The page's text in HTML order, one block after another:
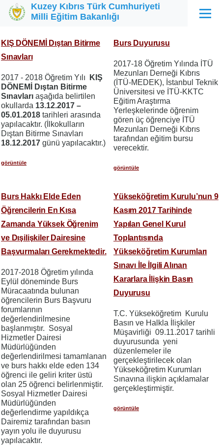
Ana içeriğe atla
Kuzey Kıbrıs Türk Cumhuriyeti
Milli Eğitim Bakanlığı
Menü
KIŞ DÖNEMİ Dıştan Bitirme
Sınavları
2017 - 2018 Öğretim Yılı
KIŞ
DÖNEMİ Dıştan Bitirme
Sınavları aşağıda belirtilen
okullarda 13.12.2017 –
05.01.2018 tarihleri arasında
yapılacaktır. (İlkokulların
Dıştan Bitirme Sınavları
18.12.2017 günü yapılacaktır.)
görüntüle
Burs Duyurusu
2017-18 Öğretim Yılında İTÜ
Mezunları Derneği Kıbrıs
(İTÜ-MEDEK), İstanbul Teknik
Üniversitesi ve İTÜ-KKTC
Eğitim Araştırma
Yerleşkelerinde öğrenim
gören üç öğrenciye İTÜ
Mezunları Derneği Kıbrıs
tarafından eğitim bursu
verecektir.
görüntüle
Burs Hakkı Elde Eden
Öğrencilerin En Kısa
Zamanda Yüksek Öğrenim
ve Dışilişkiler Dairesine
Başvurmaları Gerekmektedir.
2017-2018 Öğretim yılında
Eylül döneminde Burs
Müracaatında bulunan
öğrencilerin Burs Başvuru
forumlarının
değerlendirilmesine
başlanmıştır. Sosyal
Hizmetler Dairesi
Müdürlüğünden
değerlendirilmesi tamamlanan
ve burs hakkı elde eden 134
öğrenci ile geliri kriter üstü
olan 25 öğrenci belirlenmiştir.
Sosyal Hizmetler Dairesi
Müdürlüğünden
değerlendirme yapıldıkça
Dairemiz tarafından basın
yayın yolu ile duyurusu
yapılacaktır.
Yükseköğretim Kurulu’nun 9
Kasım 2017 Tarihinde
Yapılan Genel Kurul
Toplantısında
Yükseköğretim Kurumları
Sınavı İle İlgili Alınan
Kararlara İlişkin Basın
Duyurusu
T.C. Yükseköğretim Kurulu
Basın ve Halkla İlişkiler
Müşavirliği 09.11.2017 tarihli
duyurusunda yeni
düzenlemeler ile
gerçekleştirilecek olan
Yükseköğretim Kurumları
Sınavına ilişkin açıklamalar
gerçekleştirmiştir.
görüntüle